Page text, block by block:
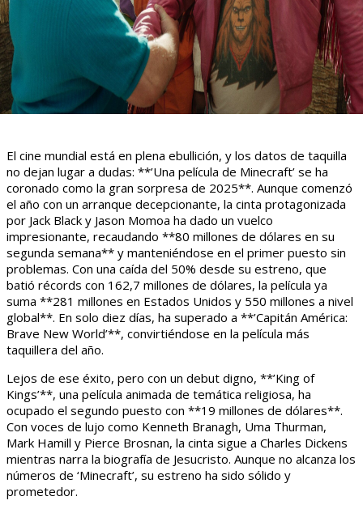
El cine mundial está en plena ebullición, y los datos de taquilla
no dejan lugar a dudas: **’Una película de Minecraft’ se ha
coronado como la gran sorpresa de 2025**. Aunque comenzó
el año con un arranque decepcionante, la cinta protagonizada
por Jack Black y Jason Momoa ha dado un vuelco
impresionante, recaudando **80 millones de dólares en su
segunda semana** y manteniéndose en el primer puesto sin
problemas. Con una caída del 50% desde su estreno, que
batió récords con 162,7 millones de dólares, la película ya
suma **281 millones en Estados Unidos y 550 millones a nivel
global**. En solo diez días, ha superado a **’Capitán América:
Brave New World’**, convirtiéndose en la película más
taquillera del año.
Lejos de ese éxito, pero con un debut digno, **’King of
Kings’**, una película animada de temática religiosa, ha
ocupado el segundo puesto con **19 millones de dólares**.
Con voces de lujo como Kenneth Branagh, Uma Thurman,
Mark Hamill y Pierce Brosnan, la cinta sigue a Charles Dickens
mientras narra la biografía de Jesucristo. Aunque no alcanza los
números de ‘Minecraft’, su estreno ha sido sólido y
prometedor.